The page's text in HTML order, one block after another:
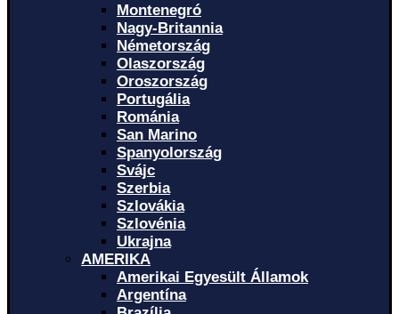
Montenegró
Nagy-Britannia
Németország
Olaszország
Oroszország
Portugália
Románia
San Marino
Spanyolország
Svájc
Szerbia
Szlovákia
Szlovénia
Ukrajna
AMERIKA
Amerikai Egyesült Államok
Argentína